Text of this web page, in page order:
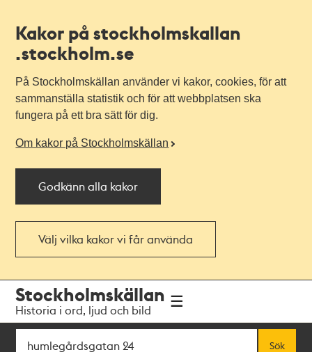
Kakor på stockholmskallan
.stockholm.se
På Stockholmskällan använder vi kakor, cookies, för att
sammanställa statistik och för att webbplatsen ska
fungera på ett bra sätt för dig.
Om kakor på Stockholmskällan
Godkänn alla kakor
Välj vilka kakor vi får använda
navigationen
huvudinnehållet
Stockholmskällan
Historia i ord, ljud och bild
Sök
Sök